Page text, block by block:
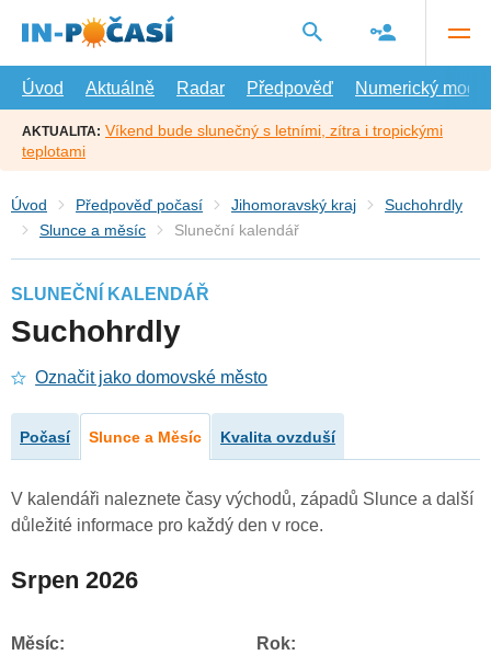
hlavní
Úvod
Aktuálně Radar Předpověď Numerický model
AKTUALITA: Víkend bude slunečný s letními, zítra i tropickými
teplotami
Úvod Předpověď počasí Jihomoravský kraj
Suchohrdly
Slunce a měsíc
Sluneční kalendář
SLUNEČNÍ KALENDÁŘ
Suchohrdly
Označit jako domovské město
Počasí Slunce a Měsíc Kvalita ovzduší
V kalendáři naleznete časy východů, západů Slunce a další
důležité informace pro každý den v roce.
Srpen 2026
Měsíc: Rok: